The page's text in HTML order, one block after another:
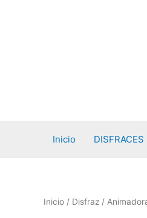
Inicio DISFRACES
Inicio / Disfraz /